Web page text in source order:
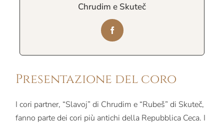
Presentazione del coro
I cori partner, “Slavoj” di Chrudim e “Rubeš” di Skuteč,
fanno parte dei cori più antichi della Repubblica Ceca. I
Chrudim e Skuteč